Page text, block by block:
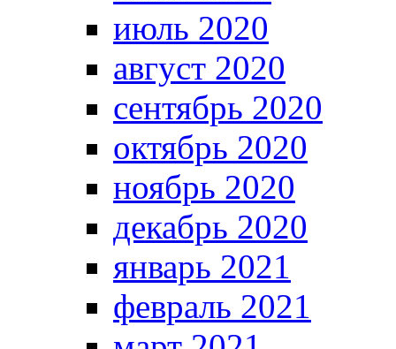
июль 2020
август 2020
сентябрь 2020
октябрь 2020
ноябрь 2020
декабрь 2020
январь 2021
февраль 2021